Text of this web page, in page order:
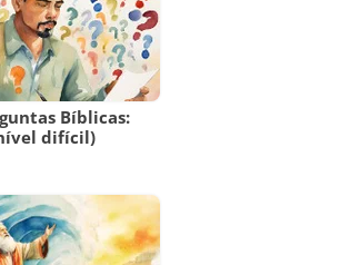
Bíblicas:
difícil)